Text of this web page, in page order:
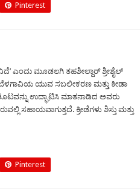
Pinterest
ಎಂದು ಮೂಡಲಗಿ ತಹಶೀಲ್ದಾರ್ ಶ್ರೀಶೈಲ್
ಯುವ ಸಬಲೀಕರಣ ಮತ್ತು ಕೀಡಾ
ಉದ್ಘಾಟಿಸಿ ಮಾತನಾಡಿದ ಅವರು
ಸಹಾಯವಾಗುತ್ತದೆ. ಕ್ರೀಡೆಗಳು ಶಿಸ್ತು ಮತ್ತು
Pinterest